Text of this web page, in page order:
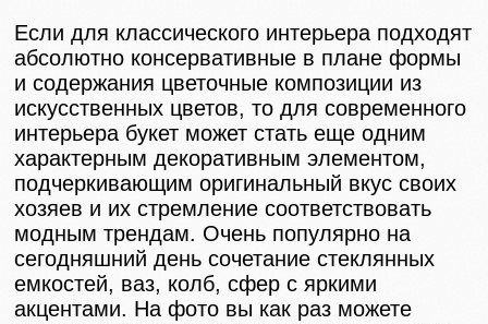
Если для классического интерьера подходят
абсолютно консервативные в плане формы
и содержания цветочные композиции из
искусственных цветов, то для современного
интерьера букет может стать еще одним
характерным декоративным элементом,
подчеркивающим оригинальный вкус своих
хозяев и их стремление соответствовать
модным трендам. Очень популярно на
сегодняшний день сочетание стеклянных
емкостей, ваз, колб, сфер с яркими
акцентами. На фото вы как раз можете